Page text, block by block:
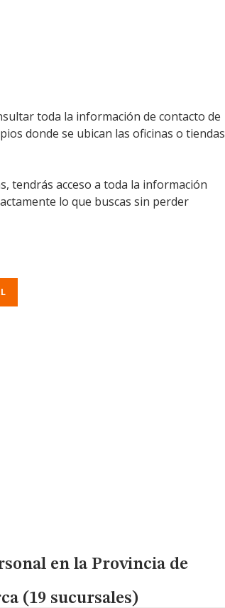
toda la información de contacto de
donde se ubican las oficinas o tiendas
tendrás acceso a toda la información
lo que buscas sin perder
en la Provincia de
(19 sucursales)